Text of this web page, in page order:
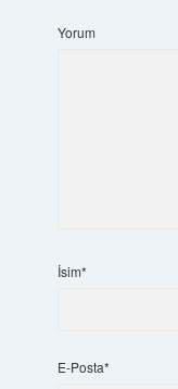
Yorum
İsim*
E-Posta*